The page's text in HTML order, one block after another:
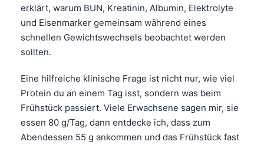
erklärt, warum BUN, Kreatinin, Albumin, Elektrolyte
und Eisenmarker gemeinsam während eines
schnellen Gewichtswechsels beobachtet werden
sollten.
Eine hilfreiche klinische Frage ist nicht nur, wie viel
Protein du an einem Tag isst, sondern was beim
Frühstück passiert. Viele Erwachsene sagen mir, sie
essen 80 g/Tag, dann entdecke ich, dass zum
Abendessen 55 g ankommen und das Frühstück fast